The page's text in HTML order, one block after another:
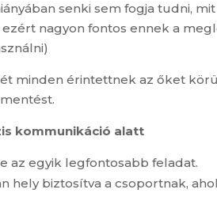
senki sem fogja tudni,
nagyon fontos ennek a
minden érintettnek az őket
kommunikáció alatt
az egyik legfontosabb feladat.
hely biztosítva a csoportnak,